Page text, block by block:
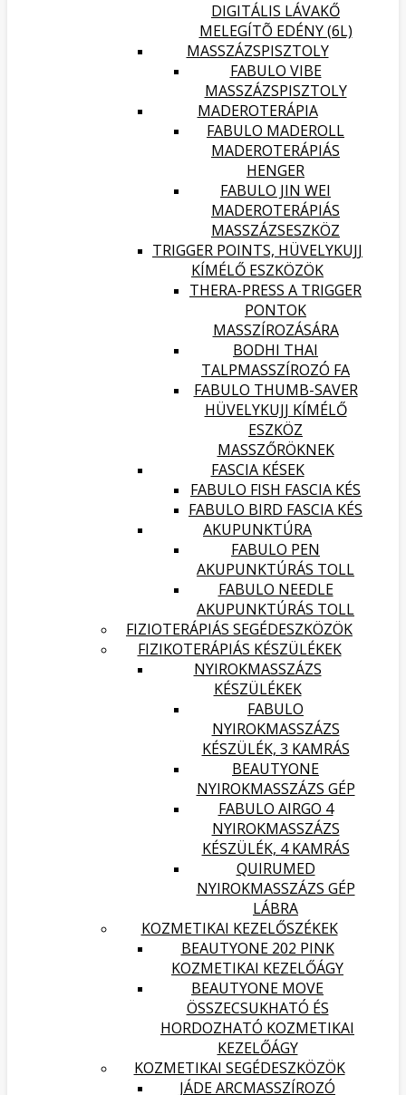
DIGITÁLIS LÁVAKŐ
MELEGÍTÕ EDÉNY (6L)
MASSZÁZSPISZTOLY
FABULO VIBE
MASSZÁZSPISZTOLY
MADEROTERÁPIA
FABULO MADEROLL
MADEROTERÁPIÁS
HENGER
FABULO JIN WEI
MADEROTERÁPIÁS
MASSZÁZSESZKÖZ
TRIGGER POINTS, HÜVELYKUJJ
KÍMÉLŐ ESZKÖZÖK
THERA-PRESS A TRIGGER
PONTOK
MASSZÍROZÁSÁRA
BODHI THAI
TALPMASSZÍROZÓ FA
FABULO THUMB-SAVER
HÜVELYKUJJ KÍMÉLŐ
ESZKÖZ
MASSZŐRÖKNEK
FASCIA KÉSEK
FABULO FISH FASCIA KÉS
FABULO BIRD FASCIA KÉS
AKUPUNKTÚRA
FABULO PEN
AKUPUNKTÚRÁS TOLL
FABULO NEEDLE
AKUPUNKTÚRÁS TOLL
FIZIOTERÁPIÁS SEGÉDESZKÖZÖK
FIZIKOTERÁPIÁS KÉSZÜLÉKEK
NYIROKMASSZÁZS
KÉSZÜLÉKEK
FABULO
NYIROKMASSZÁZS
KÉSZÜLÉK, 3 KAMRÁS
BEAUTYONE
NYIROKMASSZÁZS GÉP
FABULO AIRGO 4
NYIROKMASSZÁZS
KÉSZÜLÉK, 4 KAMRÁS
QUIRUMED
NYIROKMASSZÁZS GÉP
LÁBRA
KOZMETIKAI KEZELŐSZÉKEK
BEAUTYONE 202 PINK
KOZMETIKAI KEZELŐÁGY
BEAUTYONE MOVE
ÖSSZECSUKHATÓ ÉS
HORDOZHATÓ KOZMETIKAI
KEZELŐÁGY
KOZMETIKAI SEGÉDESZKÖZÖK
JÁDE ARCMASSZÍROZÓ